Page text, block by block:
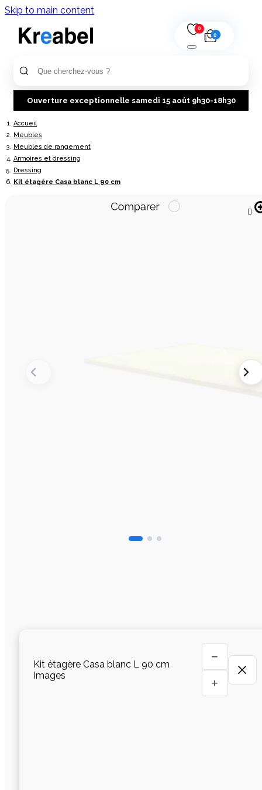
Skip to main content
0
0
Ouverture exceptionnelle samedi 15 août 9h30-18h30
Accueil
Meubles
Meubles de rangement
Armoires et dressing
Dressing
Kit étagère Casa blanc L 90 cm

Kit étagère Casa blanc L 90 cm
Images
−
+